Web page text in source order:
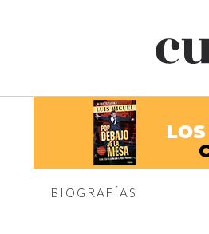
BIOGRAFÍAS